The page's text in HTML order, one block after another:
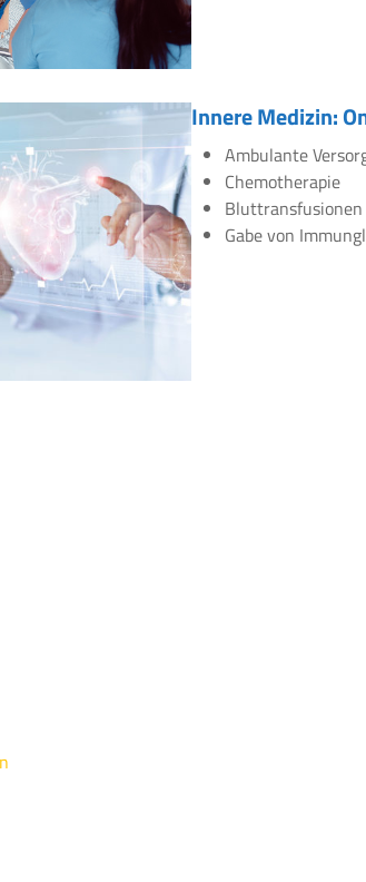
Innere Medizin:
Ambulante
Chemotherapie
Bluttransfusionen
Gabe von